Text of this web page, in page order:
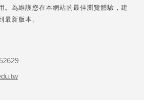
。為維護您在本網站的最佳瀏覽體驗，建
最新版本。
52629